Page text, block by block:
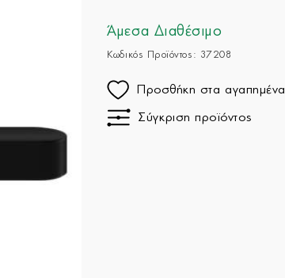
Άμεσα Διαθέσιμο
Κωδικός Προϊόντος: 37208
Προσθήκη στα αγαπημένα
Σύγκριση προϊόντος